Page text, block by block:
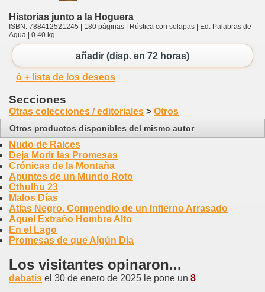
Historias junto a la Hoguera
ISBN: 788412521245 | 180 páginas | Rústica con solapas | Ed. Palabras de
Agua | 0.40 kg
añadir (disp. en 72 horas)
ó + lista de los deseos
Secciones
Otras colecciones / editoriales > Otros
Otros productos disponibles del mismo autor
Nudo de Raices
Deja Morir las Promesas
Crónicas de la Montaña
Apuntes de un Mundo Roto
Cthulhu 23
Malos Días
Atlas Negro. Compendio de un Infierno Arrasado
Aquel Extraño Hombre Alto
En el Lago
Promesas de que Algún Día
Los visitantes opinaron...
dabatis el 30 de enero de 2025 le pone un 8